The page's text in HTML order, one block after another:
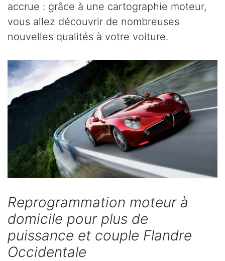
accrue : grâce à une cartographie moteur,
vous allez découvrir de nombreuses
nouvelles qualités à votre voiture.
Reprogrammation moteur à
domicile pour plus de
puissance et couple Flandre
Occidentale